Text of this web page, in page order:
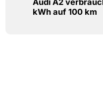
kWh auf 100 km